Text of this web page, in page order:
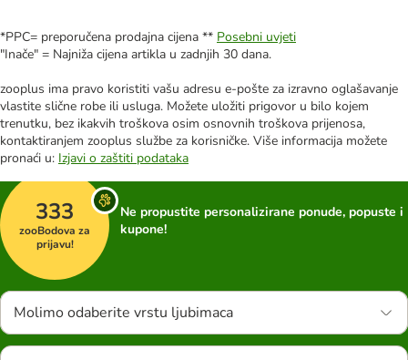
*PPC= preporučena prodajna cijena ** Posebni uvjeti
"Inače" = Najniža cijena artikla u zadnjih 30 dana.
zooplus ima pravo koristiti vašu adresu e-pošte za izravno oglašavanje
vlastite slične robe ili usluga. Možete uložiti prigovor u bilo kojem
trenutku, bez ikakvih troškova osim osnovnih troškova prijenosa,
kontaktiranjem zooplus službe za korisničke. Više informacija možete
pronaći u: Izjavi o zaštiti podataka
333
zooBodova za
prijavu!
Ne propustite personalizirane ponude, popuste i
kupone!
Molimo odaberite vrstu ljubimaca